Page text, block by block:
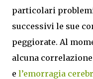
particolari
successivi le sue
peggiorate. Al
alcuna
e l’emorragia